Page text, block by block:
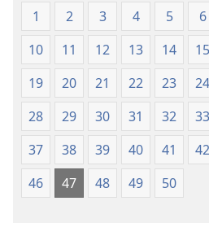
1 2 3 4 5 6
10
11 12 13 14 15
19
20 21 22 23 24
28
29 30 31 32 33
37
38 39 40 41 42
46
47 48 49 50